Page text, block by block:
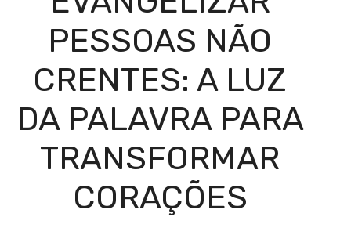
PESSOAS NÃO
CRENTES: A LUZ
DA PALAVRA PARA
TRANSFORMAR
CORAÇÕES